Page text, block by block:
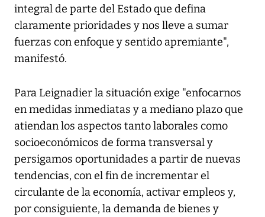
integral de parte del Estado que defina
claramente prioridades y nos lleve a sumar
fuerzas con enfoque y sentido apremiante",
manifestó.
Para Leignadier la situación exige "enfocarnos
en medidas inmediatas y a mediano plazo que
atiendan los aspectos tanto laborales como
socioeconómicos de forma transversal y
persigamos oportunidades a partir de nuevas
tendencias, con el fin de incrementar el
circulante de la economía, activar empleos y,
por consiguiente, la demanda de bienes y